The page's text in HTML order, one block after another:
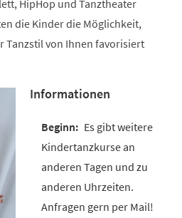
HipHop und Tanztheater
die Kinder die Möglichkeit,
Tanzstil von Ihnen favorisiert
Informationen
Es gibt weitere
Kindertanzkurse an
anderen Tagen und zu
anderen Uhrzeiten.
Anfragen gern per Mail!